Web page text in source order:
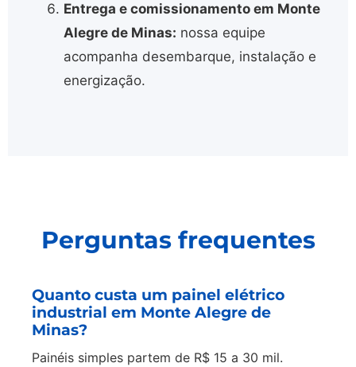
Entrega e comissionamento em Monte
Alegre de Minas: nossa equipe
acompanha desembarque, instalação e
energização.
Perguntas frequentes
Quanto custa um painel elétrico
industrial em Monte Alegre de
Minas?
Painéis simples partem de R$ 15 a 30 mil.